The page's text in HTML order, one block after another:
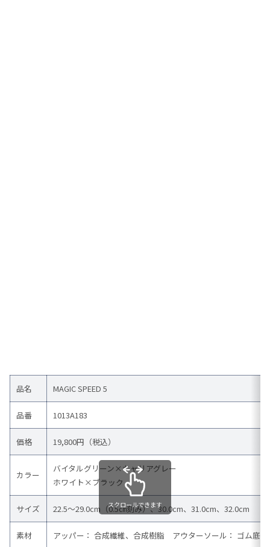
品名 MAGIC SPEED 5
品番 1013A183
価格 19,800円（税込）
カラー
バイタルグリーン×キャリアグレー
ホワイト×ブラック
サイズ 22.5～29.0cm（0.5㎝刻み）、30.0cm、31.0cm、32.0cm
素材 アッパー： 合成繊維、合成樹脂 アウターソール： ゴム底
スクロールできます